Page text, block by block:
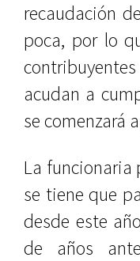
recaudación
poca, por lo
acudan a
se comenzará
La funcionaria
se tiene que
desde este
de años